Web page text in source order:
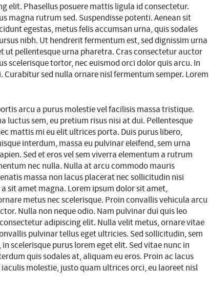
elit. Phasellus posuere mattis ligula id consectetur.
magna rutrum sed. Suspendisse potenti. Aenean sit
egestas, metus felis accumsan urna, quis sodales
nibh. Ut hendrerit fermentum est, sed dignissim urna
pellentesque urna pharetra. Cras consectetur auctor
scelerisque tortor, nec euismod orci dolor quis arcu. In
sed nulla ornare nisl fermentum semper. Lorem
arcu a purus molestie vel facilisis massa tristique.
sem, eu pretium risus nisi at dui. Pellentesque
mattis mi eu elit ultrices porta. Duis purus libero,
interdum, massa eu pulvinar eleifend, sem urna
Sed et eros vel sem viverra elementum a rutrum
nec nulla. Nulla at arcu commodo mauris
massa non lacus placerat nec sollicitudin nisi
sit amet magna. Lorem ipsum dolor sit amet,
metus nec scelerisque. Proin convallis vehicula arcu
Nulla non neque odio. Nam pulvinar dui quis leo
adipiscing elit. Nulla velit metus, ornare vitae
pulvinar tellus eget ultricies. Sed sollicitudin, sem
scelerisque purus lorem eget elit. Sed vitae nunc in
quis sodales at, aliquam eu eros. Proin ac lacus
molestie, justo quam ultrices orci, eu laoreet nisl